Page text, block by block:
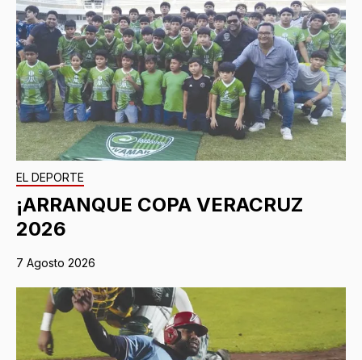
EL DEPORTE
¡ARRANQUE COPA VERACRUZ
2026
7 Agosto 2026